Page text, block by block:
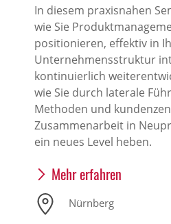
In diesem praxisnahen
wie Sie
positionieren, effektiv in
Unternehmensstruktur
kontinuierlich
wie Sie durch laterale
Methoden und
Zusammenarbeit in
ein neues Level heben.
Mehr erfahren
Nürnberg